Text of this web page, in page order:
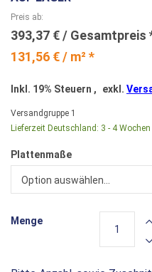
131,56 € / m² *
Preis ab
393,37 €
Inkl. 19% Steuern , exkl.
Versandgruppe 1
Lieferzeit Deutschland: 3 - 4 Wochen
Plattenmaße
Option auswählen...
Menge